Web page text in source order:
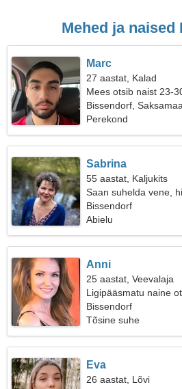
Mehed ja naised
Marc
27 aastat, Kalad
Mees otsib naist 23-
Bissendorf, Saksamaa
Perekond
Sabrina
55 aastat, Kaljukits
Saan suhelda vene,
Bissendorf
Abielu
Anni
25 aastat, Veevalaja
Ligipääsmatu naine
Bissendorf
Tõsine suhe
Eva
26 aastat, Lõvi